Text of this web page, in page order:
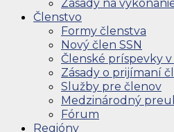
Zásady na
Členstvo
Formy členstva
Nový člen SSN
Členské príspevky
Zásady o prijímaní
Služby pre členov
Medzinárodný
Fórum
Regióny